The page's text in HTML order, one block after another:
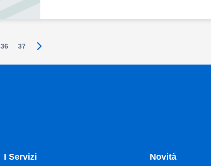
36 37 Pagina successiva
I Servizi Novità